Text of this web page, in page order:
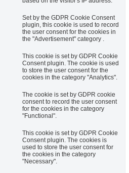
Set by the GDPR Cookie Consent
plugin, this cookie is used to record
the user consent for the cookies in
the "Advertisement" category .
This cookie is set by GDPR Cookie
Consent plugin. The cookie is used
to store the user consent for the
cookies in the category "Analytics".
The cookie is set by GDPR cookie
consent to record the user consent
for the cookies in the category
"Functional".
This cookie is set by GDPR Cookie
Consent plugin. The cookies is
used to store the user consent for
the cookies in the category
"Necessary".